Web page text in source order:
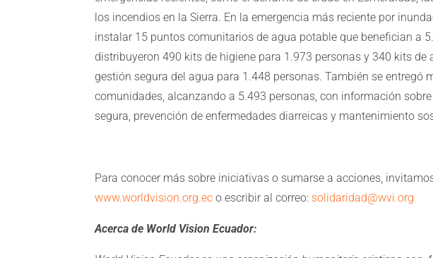
los incendios en la Sierra. En la emergencia más reciente por
instalar 15 puntos comunitarios de agua potable que benefician a
distribuyeron 490 kits de higiene para 1.973 personas y 340 kits
gestión segura del agua para 1.448 personas. También se entregó
comunidades, alcanzando a 5.493 personas, con información
segura, prevención de enfermedades diarreicas y mantenimiento
Para conocer más sobre iniciativas o sumarse a acciones,
www.worldvision.org.ec o escribir al correo: solidaridad@wvi.org
Acerca de World Vision Ecuador: